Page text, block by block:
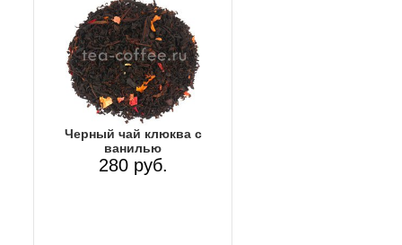
Черный чай клюква с
ванилью
280 руб.